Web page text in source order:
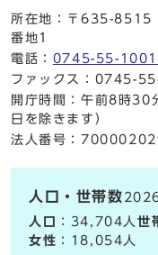
所在地：〒635-8515
番地1
電話： 0745-55-1001
ファックス：0745-
開庁時間：午前8時30
日を除きます）
法人番号：
人口・世帯数
人口
：34,704人世
女性 ：18,054人